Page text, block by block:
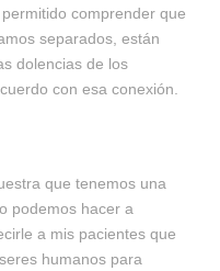
comprender que
separados, están
dolencias de los
con esa conexión.
que tenemos una
podemos hacer a
a mis pacientes que
humanos para